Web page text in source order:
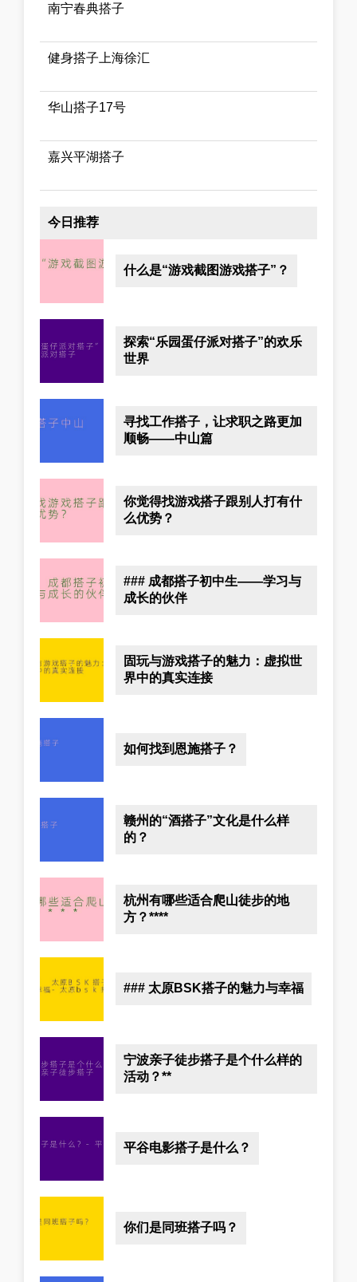
南宁春典搭子
健身搭子上海徐汇
华山搭子17号
嘉兴平湖搭子
今日推荐
什么是“游戏截图游戏搭子”？
探索“乐园蛋仔派对搭子”的欢乐
世界
寻找工作搭子，让求职之路更加
顺畅——中山篇
你觉得找游戏搭子跟别人打有什
么优势？
### 成都搭子初中生——学习与
成长的伙伴
固玩与游戏搭子的魅力：虚拟世
界中的真实连接
如何找到恩施搭子？
赣州的“酒搭子”文化是什么样
的？
杭州有哪些适合爬山徒步的地
方？****
### 太原BSK搭子的魅力与幸福
宁波亲子徒步搭子是个什么样的
活动？**
平谷电影搭子是什么？
你们是同班搭子吗？